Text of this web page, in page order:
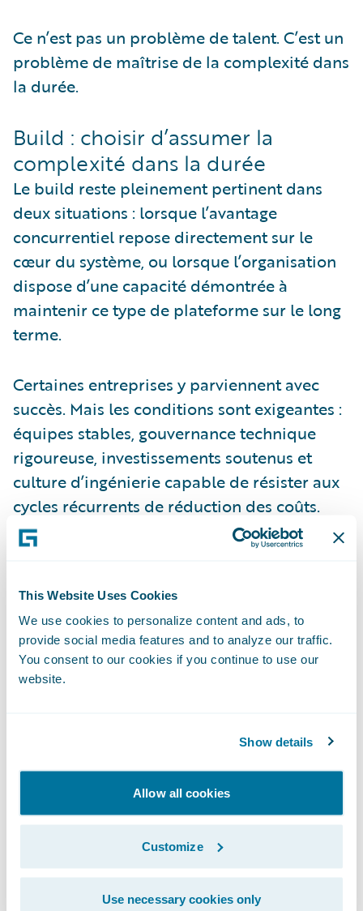
This Website Uses Cookies
We use cookies to personalize content and ads, to
provide social media features and to analyze our traffic.
You consent to our cookies if you continue to use our
website.
Show details
Allow all cookies
Customize
Use necessary cookies only
Ce n’est pas un problème de talent. C’est un
problème de maîtrise de la complexité dans
la durée.
Build : choisir d’assumer la
complexité dans la durée
Le build reste pleinement pertinent dans
deux situations : lorsque l’avantage
concurrentiel repose directement sur le
cœur du système, ou lorsque l’organisation
dispose d’une capacité démontrée à
maintenir ce type de plateforme sur le long
terme.
Certaines entreprises y parviennent avec
succès. Mais les conditions sont exigeantes :
équipes stables, gouvernance technique
rigoureuse, investissements soutenus et
culture d’ingénierie capable de résister aux
cycles récurrents de réduction des coûts.
Grâce à l’IA, lancer un projet interne peut
vite et le sentiment de maîtrise est fort. Mais
une DSI ne développera pas
structurellement plus vite qu’un éditeur de
logiciels. Les éditeurs utilisent eux aussi
L’IA n’instaure donc pas un avantage
durable de vitesse pour le build. Elle élève
le niveau de productivité de l’ensemble de
l’écosystème.